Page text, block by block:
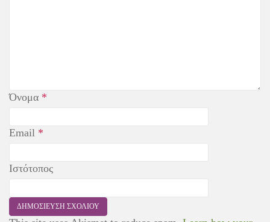
Όνομα *
Email *
Ιστότοπος